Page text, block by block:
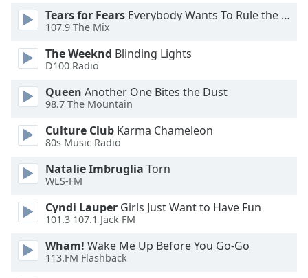
Opacity
Font
Style
Font
Family
Tears for Fears Everybody Wants To Rule the World
107.9 The Mix
The Weeknd Blinding Lights
D100 Radio
Queen Another One Bites the Dust
98.7 The Mountain
Culture Club Karma Chameleon
80s Music Radio
Natalie Imbruglia Torn
WLS-FM
Cyndi Lauper Girls Just Want to Have Fun
101.3 107.1 Jack FM
Wham! Wake Me Up Before You Go-Go
113.FM Flashback